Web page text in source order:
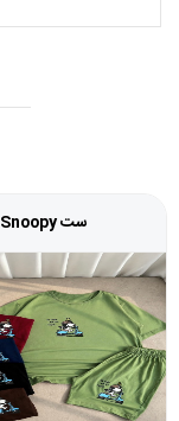
ست Snoopy